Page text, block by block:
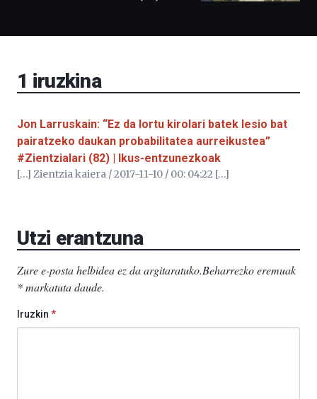
1 iruzkina
Jon Larruskain: “Ez da lortu kirolari batek lesio bat
pairatzeko daukan probabilitatea aurreikustea”
#Zientzialari (82) | Ikus-entzunezkoak
[…] Zientzia kaiera / 2017-11-10 / 00: 04:22 […]
Utzi erantzuna
Zure e-posta helbidea ez da argitaratuko.Beharrezko eremuak
*markatuta daude.
Iruzkin *